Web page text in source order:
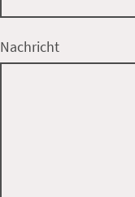
Nachricht